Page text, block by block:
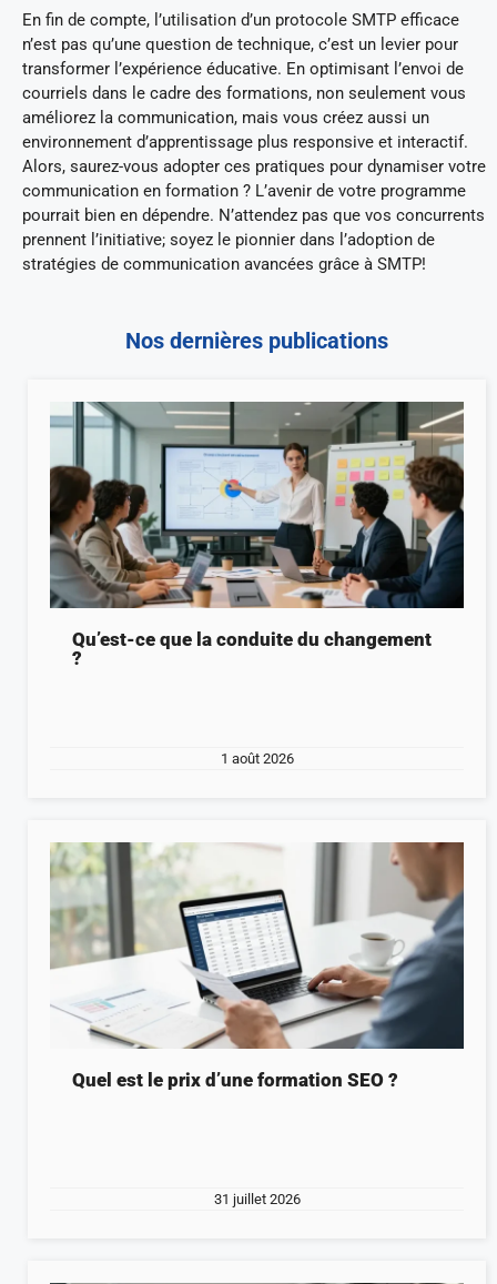
En fin de compte, l’utilisation d’un protocole SMTP efficace
n’est pas qu’une question de technique, c’est un levier pour
transformer l’expérience éducative. En optimisant l’envoi de
courriels dans le cadre des formations, non seulement vous
améliorez la communication, mais vous créez aussi un
environnement d’apprentissage plus responsive et interactif.
Alors, saurez-vous adopter ces pratiques pour dynamiser votre
communication en formation ? L’avenir de votre programme
pourrait bien en dépendre. N’attendez pas que vos concurrents
prennent l’initiative; soyez le pionnier dans l’adoption de
stratégies de communication avancées grâce à SMTP!
Nos dernières publications
Qu’est-ce que la conduite du changement
?
1 août 2026
Quel est le prix d’une formation SEO ?
31 juillet 2026